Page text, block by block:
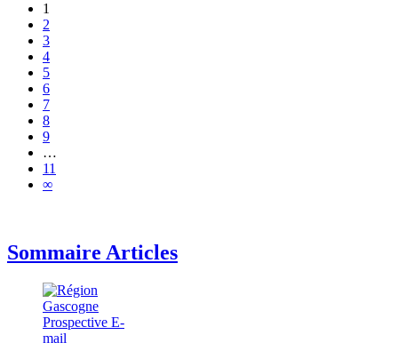
1
2
3
4
5
6
7
8
9
…
11
∞
Sommaire Articles